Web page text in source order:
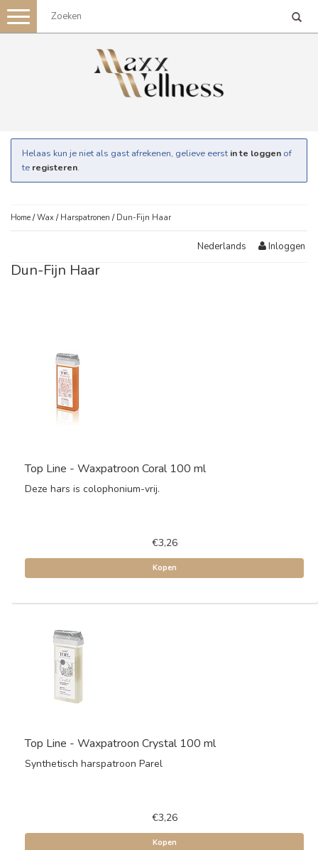
Toggle
navigation
Helaas kun je niet als gast afrekenen, gelieve eerst in te loggen of
te registeren.
Home /Wax / Harspatronen / Dun-Fijn Haar
Nederlands Inloggen
Dun-Fijn Haar
Top Line - Waxpatroon Coral 100 ml
Deze hars is colophonium-vrij.
€3,26
Kopen
Top Line - Waxpatroon Crystal 100 ml
Synthetisch harspatroon Parel
€3,26
Kopen